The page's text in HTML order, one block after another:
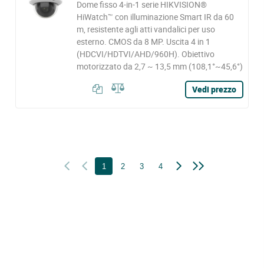
Dome fisso 4-in-1 serie HIKVISION®
HiWatch™ con illuminazione Smart IR da 60
m, resistente agli atti vandalici per uso
esterno. CMOS da 8 MP. Uscita 4 in 1
(HDCVI/HDTVI/AHD/960H). Obiettivo
motorizzato da 2,7 ~ 13,5 mm (108,1°~45,6°)
Vedi prezzo
1 2 3 4